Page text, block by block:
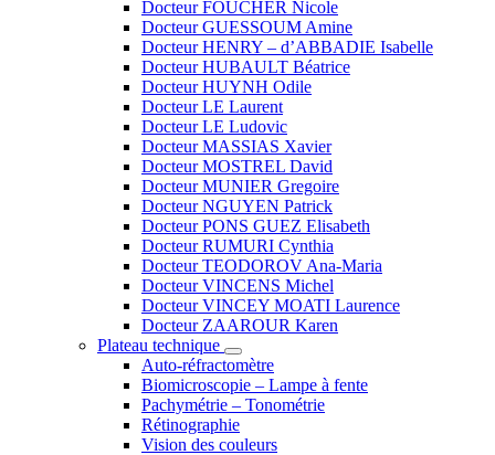
Docteur FOUCHER Nicole
Docteur GUESSOUM Amine
Docteur HENRY – d’ABBADIE Isabelle
Docteur HUBAULT Béatrice
Docteur HUYNH Odile
Docteur LE Laurent
Docteur LE Ludovic
Docteur MASSIAS Xavier
Docteur MOSTREL David
Docteur MUNIER Gregoire
Docteur NGUYEN Patrick
Docteur PONS GUEZ Elisabeth
Docteur RUMURI Cynthia
Docteur TEODOROV Ana-Maria
Docteur VINCENS Michel
Docteur VINCEY MOATI Laurence
Docteur ZAAROUR Karen
Plateau technique
Auto-réfractomètre
Biomicroscopie – Lampe à fente
Pachymétrie – Tonométrie
Rétinographie
Vision des couleurs